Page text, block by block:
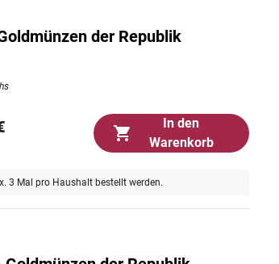
der Republik
In den
Warenkorb
3 Mal pro Haushalt bestellt werden.